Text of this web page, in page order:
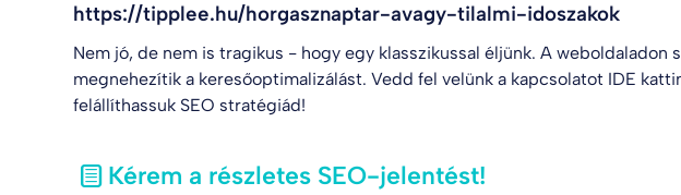
https://tipplee.hu/horgasznaptar-avagy-tilalmi-idoszakok
Nem jó, de nem is tragikus - hogy egy klasszikussal éljünk. A weboldaladon
megnehezítik a keresőoptimalizálást. Vedd fel velünk a kapcsolatot IDE
felállíthassuk SEO stratégiád!
Kérem a részletes SEO-jelentést!